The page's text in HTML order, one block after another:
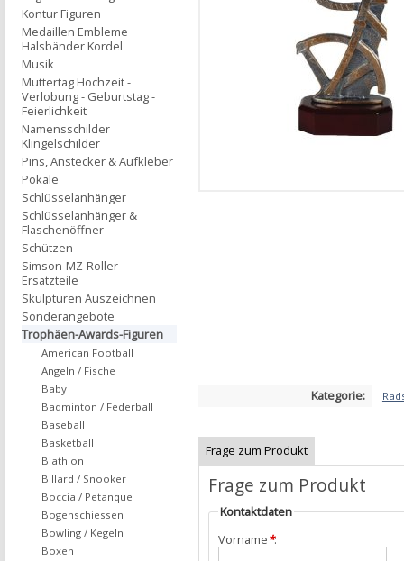
Kategorie:
Frage zum Produkt
Frage zum Produkt
Kontaktdaten
Vorname*:
Kontur Figuren
Medaillen Embleme
Halsbänder Kordel
Musik
Muttertag Hochzeit -
Verlobung - Geburtstag -
Feierlichkeit
Namensschilder
Klingelschilder
Pins, Anstecker & Aufkleber
Pokale
Schlüsselanhänger
Schlüsselanhänger &
Flaschenöffner
Schützen
Simson-MZ-Roller
Ersatzteile
Skulpturen Auszeichnen
Sonderangebote
Trophäen-Awards-Figuren
American Football
Angeln / Fische
Baby
Badminton / Federball
Baseball
Basketball
Biathlon
Billard / Snooker
Boccia / Petanque
Bogenschiessen
Bowling / Kegeln
Boxen